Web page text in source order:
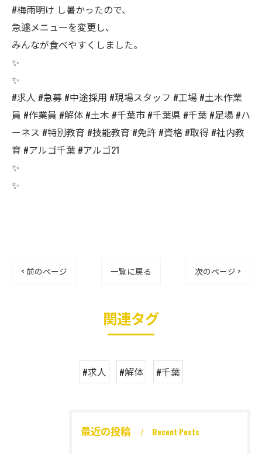
#梅雨明け し暑かったので、
急遽メニューを変更し、
みんなが食べやすくしました。
✨
✨
#求人 #急募 #中途採用 #現場スタッフ #工場 #土木作業
員 #作業員 #解体 #土木 #千葉市 #千葉県 #千葉 #足場 #ハ
ーネス #特別教育 #技能教育 #免許 #資格 #取得 #社内教
育 #アルゴ千葉 #アルゴ21
✨
✨
< 前のページ 一覧に戻る 次のページ >
関連タグ
#求人 #解体 #千葉
最近の投稿 Recent Posts